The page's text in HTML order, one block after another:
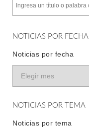
NOTICIAS POR FECHA
Noticias por fecha
NOTICIAS POR TEMA
Noticias por tema